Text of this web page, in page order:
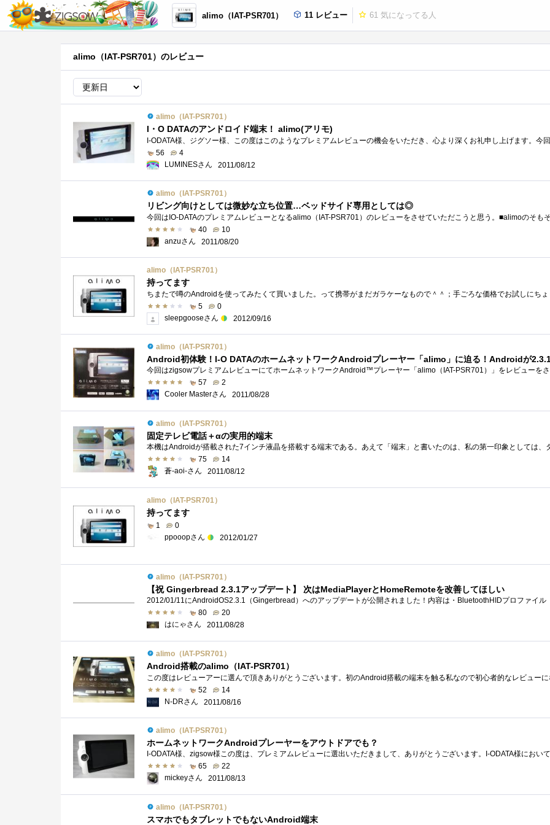
alimo（IAT-PSR701） 11 レビュー 61 気になってる人
alimo（IAT-PSR701）のレビュー
alimo（IAT-PSR701）
I・O DATAのアンドロイド端末！ alimo(アリモ)
56
4
LUMINESさん
2011/08/12
alimo（IAT-PSR701）
リビング向けとしては微妙な立ち位置…ベッドサイド専用としては◎
40
10
anzuさん
2011/08/20
alimo（IAT-PSR701）
持ってます
5
0
sleepgooseさん
2012/09/16
alimo（IAT-PSR701）
57
2
Cooler Masterさん
2011/08/28
alimo（IAT-PSR701）
固定テレビ電話＋αの実用的端末
75
14
蒼-aoi-さん
2011/08/12
alimo（IAT-PSR701）
持ってます
1
0
ppooopさん
2012/01/27
alimo（IAT-PSR701）
【祝 Gingerbread 2.3.1アップデート】 次はMediaPlayerとHomeRemoteを改善してほしい
80
20
はにゃさん
2011/08/28
alimo（IAT-PSR701）
Android搭載のalimo（IAT-PSR701）
52
14
N-DRさん
2011/08/16
alimo（IAT-PSR701）
ホームネットワークAndroidプレーヤーをアウトドアでも？
65
22
mickeyさん
2011/08/13
alimo（IAT-PSR701）
スマホでもタブレットでもないAndroid端末